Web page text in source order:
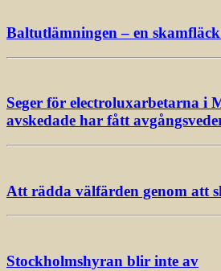
Baltutlämningen – en
Seger för electroluxarbetarna i
avskedade har fått
Att rädda välfärden genom att
Stockholmshyran blir inte av